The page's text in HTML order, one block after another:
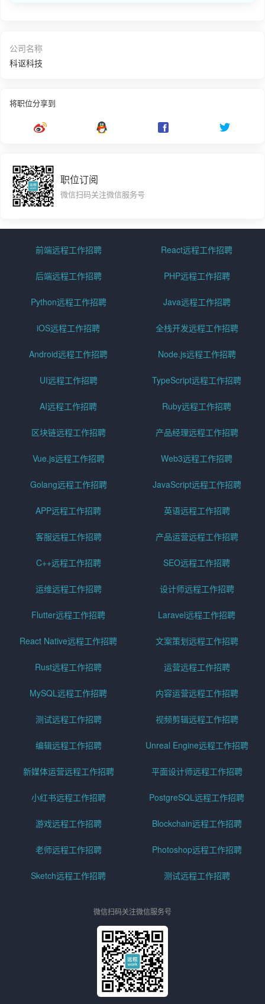
公司名称
科讴科技
将职位分享到
职位订阅
微信扫码关注微信服务号
前端远程工作招聘 React远程工作招聘
后端远程工作招聘 PHP远程工作招聘
Python远程工作招聘 Java远程工作招聘
iOS远程工作招聘 全栈开发远程工作招聘
Android远程工作招聘 Node.js远程工作招聘
UI远程工作招聘 TypeScript远程工作招聘
AI远程工作招聘 Ruby远程工作招聘
区块链远程工作招聘 产品经理远程工作招聘
Vue.js远程工作招聘 Web3远程工作招聘
Golang远程工作招聘 JavaScript远程工作招聘
APP远程工作招聘 英语远程工作招聘
客服远程工作招聘 产品运营远程工作招聘
C++远程工作招聘 SEO远程工作招聘
运维远程工作招聘 设计师远程工作招聘
Flutter远程工作招聘 Laravel远程工作招聘
React Native远程工作招聘 文案策划远程工作招聘
Rust远程工作招聘 运营远程工作招聘
MySQL远程工作招聘 内容运营远程工作招聘
测试远程工作招聘 视频剪辑远程工作招聘
编辑远程工作招聘 Unreal Engine远程工作招聘
新媒体运营远程工作招聘 平面设计师远程工作招聘
小红书远程工作招聘 PostgreSQL远程工作招聘
游戏远程工作招聘 Blockchain远程工作招聘
老师远程工作招聘 Photoshop远程工作招聘
Sketch远程工作招聘 测试远程工作招聘
微信扫码关注微信服务号